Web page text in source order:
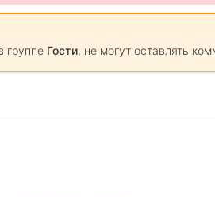
группе Гости, не могут оставлять